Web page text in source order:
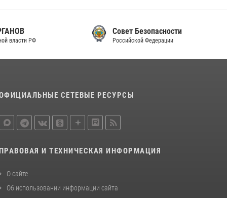
Совет Безопасности
Российской Федерации
СЕТЕВЫЕ РЕСУРСЫ
ПРАВОВАЯ И ТЕХНИЧЕСКАЯ ИНФОРМАЦИЯ
О сайте
Об использовании информации сайта